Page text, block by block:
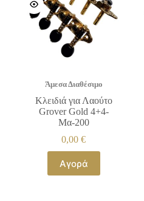
Άμεσα Διαθέσιμο
Κλειδιά για Λαούτο
Grover Gold 4+4-
Μα-200
0,00€
Αγορά